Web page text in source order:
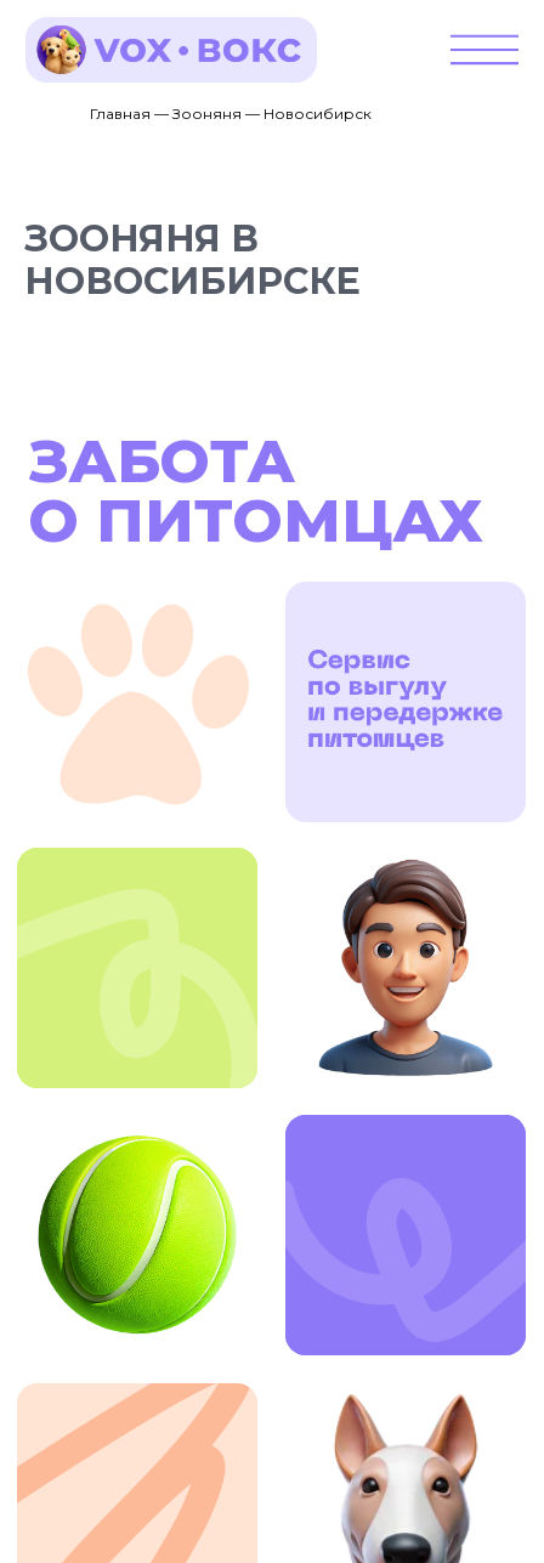
Главная — Зооняня — Новосибирск
ЗООНЯНЯ В
НОВОСИБИРСКЕ
ЗАКАЗАТЬ УСЛУГУ